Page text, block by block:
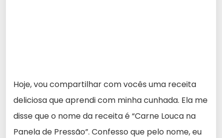
Hoje, vou compartilhar com vocês uma receita
deliciosa que aprendi com minha cunhada. Ela me
disse que o nome da receita é “Carne Louca na
Panela de Pressão”. Confesso que pelo nome, eu